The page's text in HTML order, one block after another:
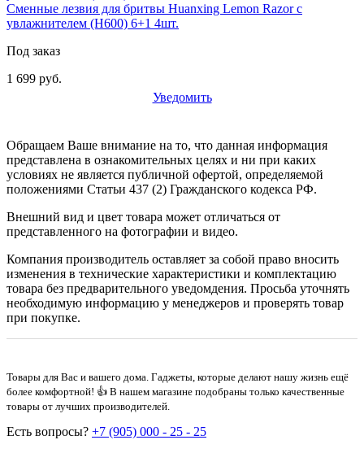
Сменные лезвия для бритвы Huanxing Lemon Razor с
увлажнителем (H600) 6+1 4шт.
Под заказ
1 699 руб.
Уведомить
Обращаем Ваше внимание на то, что данная информация
представлена в ознакомительных целях и ни при каких
условиях не является публичной офертой, определяемой
положениями Статьи 437 (2) Гражданского кодекса РФ.
Внешний вид и цвет товара может отличаться от
представленного на фотографии и видео.
Компания производитель оставляет за собой право вносить
изменения в технические характеристики и комплектацию
товара без предварительного уведомдения. Просьба уточнять
необходимую информацию у менеджеров и проверять товар
при покупке.
Товары для Вас и вашего дома. Гаджеты, которые делают нашу жизнь ещё
более комфортной! 👍 В нашем магазине подобраны только качественные
товары от лучших производителей.
Есть вопросы? +7 (905) 000 - 25 - 25